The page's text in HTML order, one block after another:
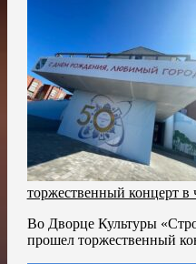
торжественный концерт в
Во Дворце Культуры
прошел торжественный